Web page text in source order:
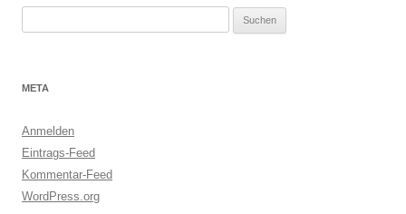
META
Anmelden
Eintrags-Feed
Kommentar-Feed
WordPress.org